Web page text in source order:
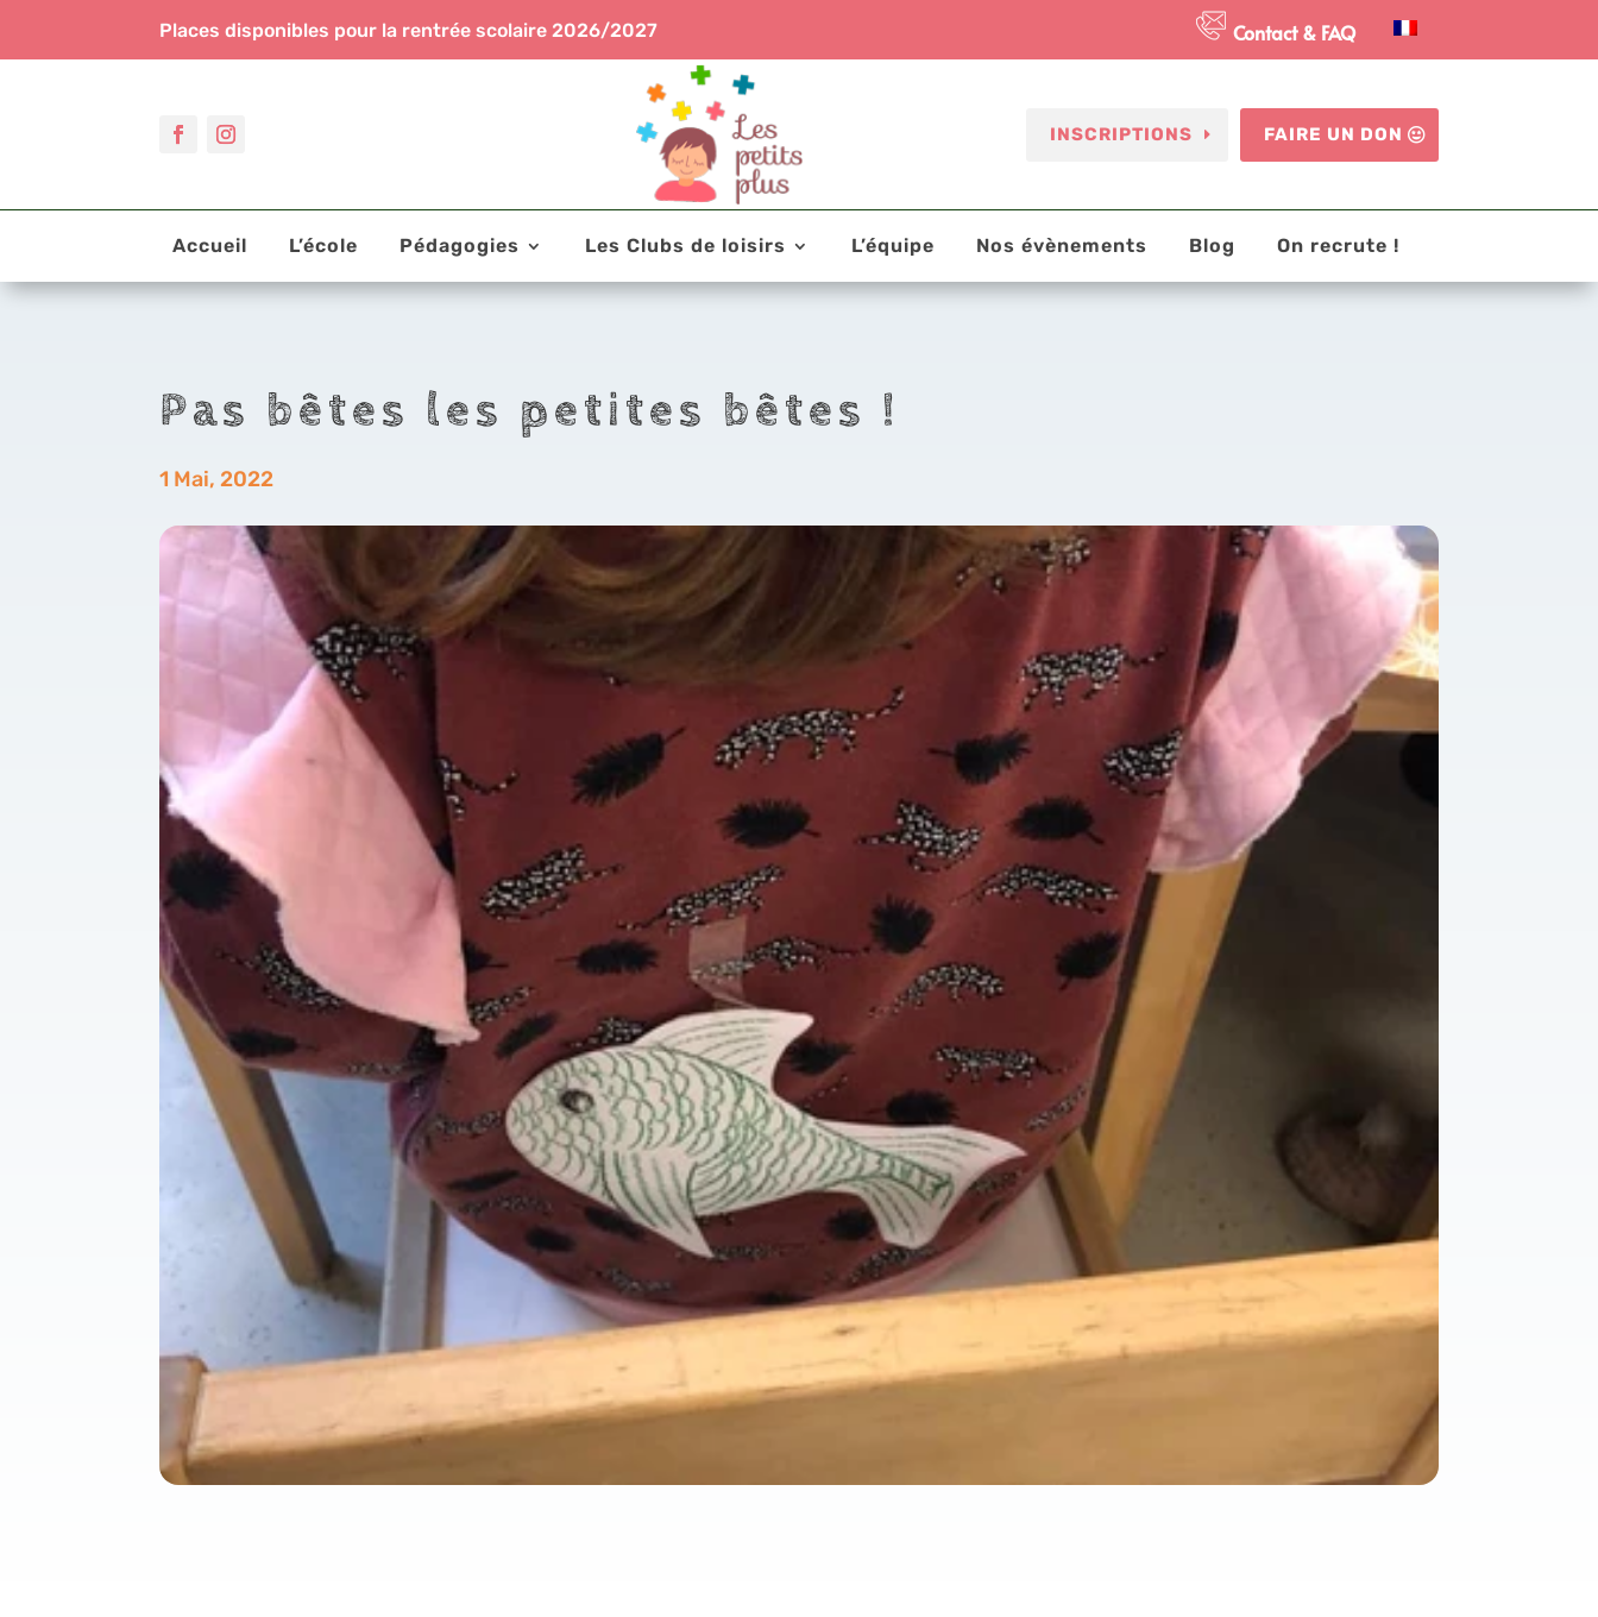
Places disponibles pour la rentrée scolaire 2026/2027 Contact & FAQ
INSCRIPTIONS FAIRE UN DON
Accueil L’école Pédagogies Les Clubs de loisirs L’équipe Nos évènements Blog On recrute !
Pas bêtes les petites bêtes !
1 Mai, 2022